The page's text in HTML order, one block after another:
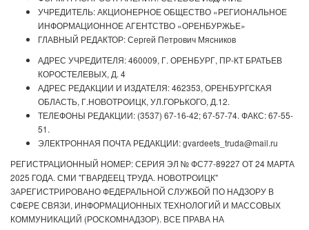
УЧРЕДИТЕЛЬ: АКЦИОНЕРНОЕ ОБЩЕСТВО «РЕГИОНАЛЬНОЕ
ИНФОРМАЦИОННОЕ АГЕНТСТВО «ОРЕНБУРЖЬЕ»
ГЛАВНЫЙ РЕДАКТОР: Сергей Петрович Мясников
АДРЕС УЧРЕДИТЕЛЯ: 460009, Г. ОРЕНБУРГ, ПР-КТ БРАТЬЕВ
КОРОСТЕЛЕВЫХ, Д. 4
АДРЕС РЕДАКЦИИ И ИЗДАТЕЛЯ: 462353, ОРЕНБУРГСКАЯ
ОБЛАСТЬ, Г.НОВОТРОИЦК, УЛ.ГОРЬКОГО, Д.12.
ТЕЛЕФОНЫ РЕДАКЦИИ: (3537) 67-16-42; 67-57-74. ФАКС: 67-55-
51.
ЭЛЕКТРОННАЯ ПОЧТА РЕДАКЦИИ: gvardeets_truda@mail.ru
РЕГИСТРАЦИОННЫЙ НОМЕР: СЕРИЯ ЭЛ № ФС77-89227 ОТ 24 МАРТА
2025 ГОДА. СМИ "ГВАРДЕЕЦ ТРУДА. НОВОТРОИЦК"
ЗАРЕГИСТРИРОВАНО ФЕДЕРАЛЬНОЙ СЛУЖБОЙ ПО НАДЗОРУ В
СФЕРЕ СВЯЗИ, ИНФОРМАЦИОННЫХ ТЕХНОЛОГИЙ И МАССОВЫХ
КОММУНИКАЦИЙ (РОСКОМНАДЗОР). ВСЕ ПРАВА НА